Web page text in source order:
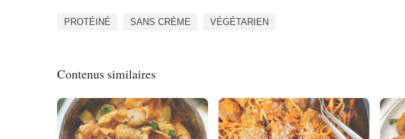
PROTÉINÉ SANS CRÈME VÉGÉTARIEN
Contenus similaires